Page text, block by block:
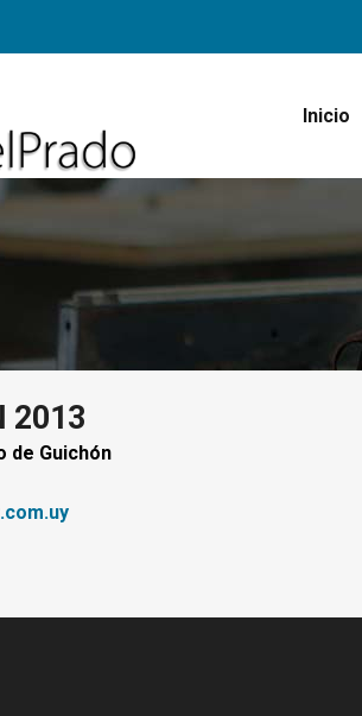
Inicio
2013
de Guichón